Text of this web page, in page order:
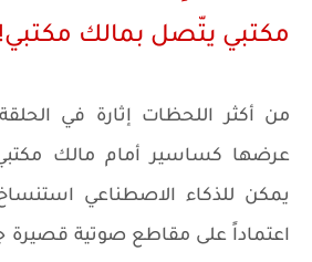
مكتبي يتّصل بمالك مكتبي!
من أكثر اللحظات إثارة في
عرضها كساسير أمام مالك
يمكن للذكاء الاصطناعي
اعتماداً على مقاطع صوتية